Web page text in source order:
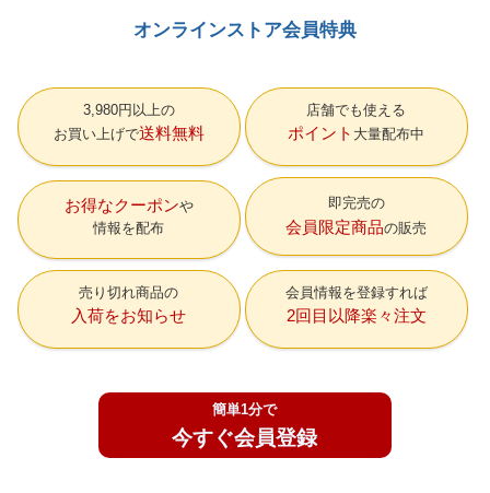
オンラインストア会員特典
3,980円以上の
お買い上げで送料無料
店舗でも使える
ポイント 大量配布中
お得なクーポン
情報を配布
即完売の
会員限定商品の販売
売り切れ商品の
入荷をお知らせ
会員情報を登録すれば
2回目以降楽々注文
簡単1分で
今すぐ会員登録